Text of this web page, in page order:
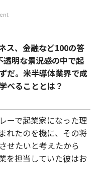
ス、金融など100の答
透明な景況感の中で起
だ。米半導体業界で成
べることとは？
ーで起業家になった理
れたのを機に、その将
せたいと考えたから
を担当していた彼はお